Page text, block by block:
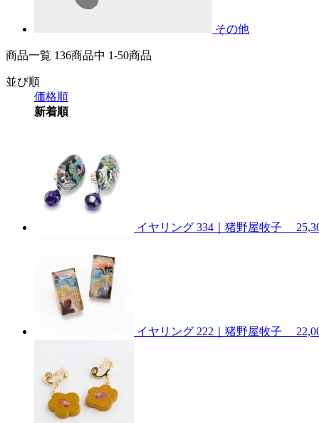
その他
商品一覧 136商品中 1-50商品
並び順
価格順
新着順
イヤリング 334｜猪野屋牧子
イヤリング 222｜猪野屋牧子